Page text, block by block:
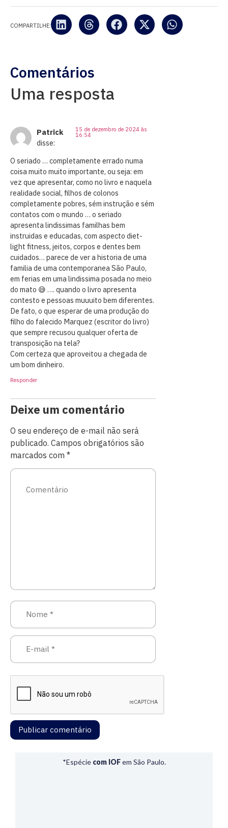
COMPARTILHE:
Comentários
Uma resposta
Patrick
disse:
15 de dezembro de 2024 às
16:54
O seriado … completamente errado numa
coisa muito muito importante, ou seja: em
vez que apresentar, como no livro e naquela
realidade social, filhos de colonos
completamente pobres, sém instrução e sém
contatos com o mundo … o seriado
apresenta lindissimas familhas bem
instruidas e educadas, com aspecto diet-
light fitness, jeitos, corpos e dentes bem
cuidados… parece de ver a historia de uma
familia de uma contemporanea São Paulo,
em ferias em uma lindissima posada no meio
do mato 😅 …. quando o livro apresenta
contesto e pessoas muuuito bem diferentes.
De fato, o que esperar de uma produção do
filho do falecido Marquez (escritor do livro)
que sempre recusou qualquer oferta de
transposição na tela?
Com certeza que aproveitou a chegada de
um bom dinheiro.
Responder
Deixe um comentário
O seu endereço de e-mail não será
publicado. Campos obrigatórios são
marcados com *